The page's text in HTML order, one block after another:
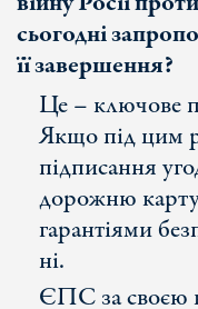
сьогодні
її завершення?
Це – ключове
Якщо під цим
підписання
дорожню
гарантіями
ні.
ЄПС за своєю